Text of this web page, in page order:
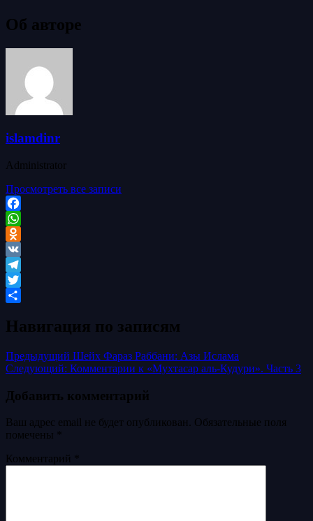
Об авторе
islamdinr
Administrator
Просмотреть все записи
Facebook
WhatsApp
Odnoklassniki
VK
Telegram
Twitter
Навигация по записям
Предыдущий Шейх Фараз Раббани: Азы Ислама
Следующий: Комментарии к «Мухтасар аль-Кудури». Часть 3
Добавить комментарий
Ваш адрес email не будет опубликован.
Обязательные поля
помечены
Комментарий